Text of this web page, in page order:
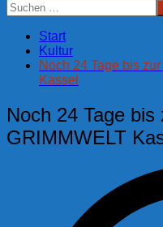
Start
Kultur
Noch 24 Tage bis
Kassel
Noch 24 Tage
GRIMMWELT